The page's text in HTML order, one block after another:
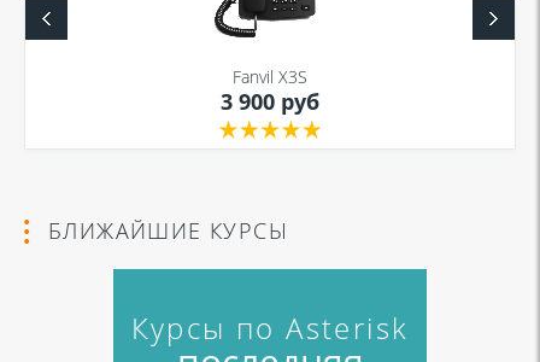
Fanvil X3S
3 900 руб
БЛИЖАЙШИЕ КУРСЫ
Курсы по Asterisk